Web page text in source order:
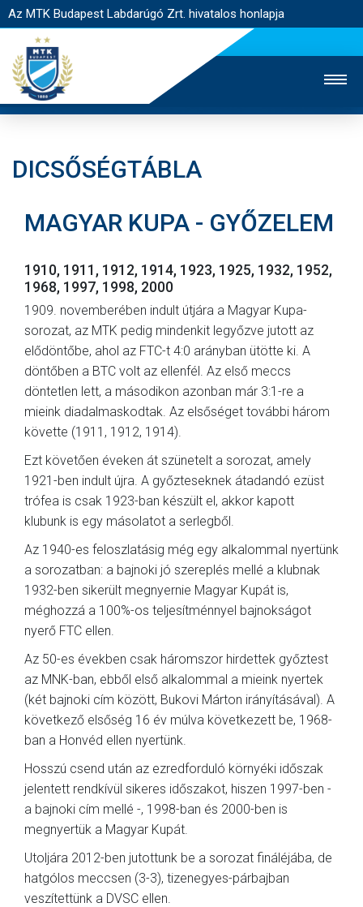
Az MTK Budapest Labdarúgó Zrt. hivatalos honlapja
JEGYÉRTÉKESÍTÉS
WEBSHOP
STADION
NYITÓLAP
HÍREK
CSAPATOK
MÉRKŐZÉSEK
KLUB
GALÉRIA
SZURKOLÓI ÉLMÉNYEK
AKKREDITÁCIÓ
DICSŐSÉGTÁBLA
MAGYAR KUPA - GYŐZELEM
1910, 1911, 1912, 1914, 1923, 1925, 1932, 1952,
1968, 1997, 1998, 2000
1909. novemberében indult útjára a Magyar Kupa-
sorozat, az MTK pedig mindenkit legyőzve jutott az
elődöntőbe, ahol az FTC-t 4:0 arányban ütötte ki. A
döntőben a BTC volt az ellenfél. Az első meccs
döntetlen lett, a másodikon azonban már 3:1-re a
mieink diadalmaskodtak. Az elsőséget további három
követte (1911, 1912, 1914).
Ezt követően éveken át szünetelt a sorozat, amely
1921-ben indult újra. A győzteseknek átadandó ezüst
trófea is csak 1923-ban készült el, akkor kapott
klubunk is egy másolatot a serlegből.
Az 1940-es feloszlatásig még egy alkalommal nyertünk
a sorozatban: a bajnoki jó szereplés mellé a klubnak
1932-ben sikerült megnyernie Magyar Kupát is,
méghozzá a 100%-os teljesítménnyel bajnokságot
nyerő FTC ellen.
Az 50-es években csak háromszor hirdettek győztest
az MNK-ban, ebből első alkalommal a mieink nyertek
(két bajnoki cím között, Bukovi Márton irányításával). A
következő elsőség 16 év múlva következett be, 1968-
ban a Honvéd ellen nyertünk.
Hosszú csend után az ezredforduló környéki időszak
jelentett rendkívül sikeres időszakot, hiszen 1997-ben -
a bajnoki cím mellé -, 1998-ban és 2000-ben is
megnyertük a Magyar Kupát.
Utoljára 2012-ben jutottunk be a sorozat fináléjába, de
hatgólos meccsen (3-3), tizenegyes-párbajban
veszítettünk a DVSC ellen.